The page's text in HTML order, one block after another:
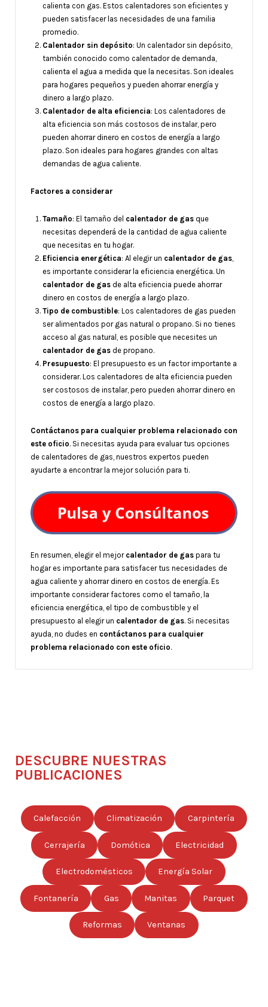
calienta con gas. Estos calentadores son eficientes y
pueden satisfacer las necesidades de una familia
promedio.
Calentador sin depósito: Un calentador sin depósito,
también conocido como calentador de demanda,
calienta el agua a medida que la necesitas. Son ideales
para hogares pequeños y pueden ahorrar energía y
dinero a largo plazo.
Calentador de alta eficiencia: Los calentadores de
alta eficiencia son más costosos de instalar, pero
pueden ahorrar dinero en costos de energía a largo
plazo. Son ideales para hogares grandes con altas
demandas de agua caliente.
Factores a considerar
Tamaño: El tamaño del calentador de gas que
necesitas dependerá de la cantidad de agua caliente
que necesitas en tu hogar.
Eficiencia energética: Al elegir un calentador de gas
es importante considerar la eficiencia energética. Un
calentador de gas de alta eficiencia puede ahorrar
dinero en costos de energía a largo plazo.
Tipo de combustible: Los calentadores de gas pueden
ser alimentados por gas natural o propano. Si no tienes
acceso al gas natural, es posible que necesites un
calentador de gas de propano.
Presupuesto: El presupuesto es un factor importante a
considerar. Los calentadores de alta eficiencia pueden
ser costosos de instalar, pero pueden ahorrar dinero en
costos de energía a largo plazo.
Contáctanos para cualquier problema relacionado con
este oficio. Si necesitas ayuda para evaluar tus opciones
de calentadores de gas, nuestros expertos pueden
ayudarte a encontrar la mejor solución para ti.
En resumen, elegir el mejor calentador de gas para tu
hogar es importante para satisfacer tus necesidades de
agua caliente y ahorrar dinero en costos de energía. Es
importante considerar factores como el tamaño, la
eficiencia energética, el tipo de combustible y el
presupuesto al elegir un calentador de gas. Si necesitas
ayuda, no dudes en contáctanos para cualquier
problema relacionado con este oficio.
DESCUBRE NUESTRAS
PUBLICACIONES
Calefacción Climatización Carpintería
Cerrajería Domótica Electricidad
Electrodomésticos Energía Solar
Fontanería Gas Manitas Parquet
Reformas Ventanas